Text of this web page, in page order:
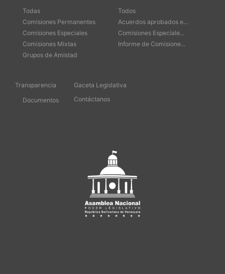
Todas
Comisiones Permanentes
Comisiones Especiales
Comisiones Mixtas
Grupos de Amistad
Todos
Acuerdos aprobados e...
Comisiones Especiale...
Informe de Comisione...
Transparencia
Documentos
Gaceta Legislativa
Contáctanos